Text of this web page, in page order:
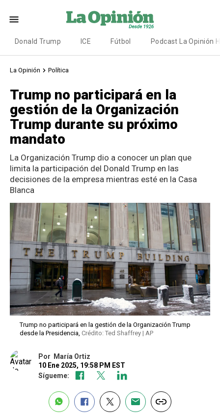
Donald Trump ICE Fútbol Podcast La Opinión
La Opinión Política
Trump no participará en la
gestión de la Organización
Trump durante su próximo
mandato
La Organización Trump dio a conocer un plan que
limita la participación del Donald Trump en las
decisiones de la empresa mientras esté en la Casa
Blanca
Trump no participará en la gestión de la Organización Trump
desde la Presidencia, Crédito: Ted Shaffrey | AP
Por
María Ortiz
10 Ene 2025, 19:58 PM EST
Sígueme: